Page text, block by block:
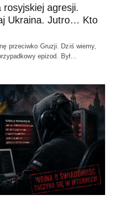
agresji.
Ukraina. Jutro… Kto
przeciwko Gruzji. Dziś wiemy,
epizod. Był…